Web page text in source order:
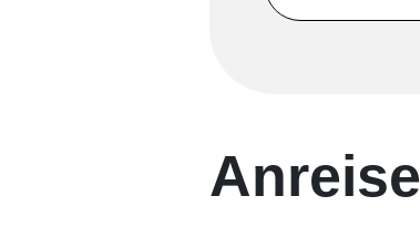
Anreise